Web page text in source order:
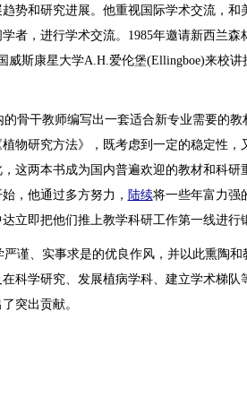
势和研究进展。他重视国际学术交流，和
者，进行学术交流。1985年邀请新西兰森
威斯康星大学A.H.爱伦堡(Ellingboe)来校
骨干教师编写出一套适合新专业需要的
物研究方法》，既考虑到一定的稳定性，
这两本书成为国内普遍欢迎的教材和科研
，他通过多方努力， 陆续将一些年富力强
立即把他们推上教学科研工作第一线进行
谨、实事求是的优良作风，并以此熏陶
科学研究、发展植病学科、建立学术梯队
突出贡献。